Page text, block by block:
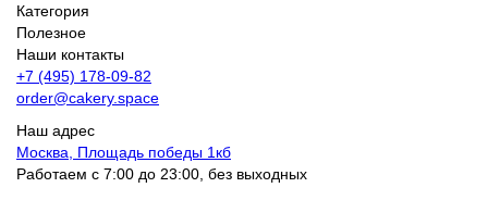
Категория
Полезное
Наши контакты
+7 (495) 178-09-82
order@cakery.space
Наш адрес
Москва, Площадь победы 1кб
Работаем с 7:00 до 23:00, без выходных